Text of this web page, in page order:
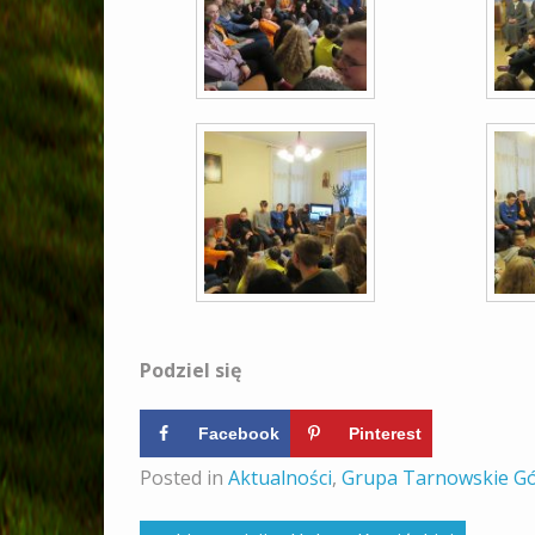
Podziel się
Facebook Pinterest
Posted in Aktualności, Grupa Tarnowskie